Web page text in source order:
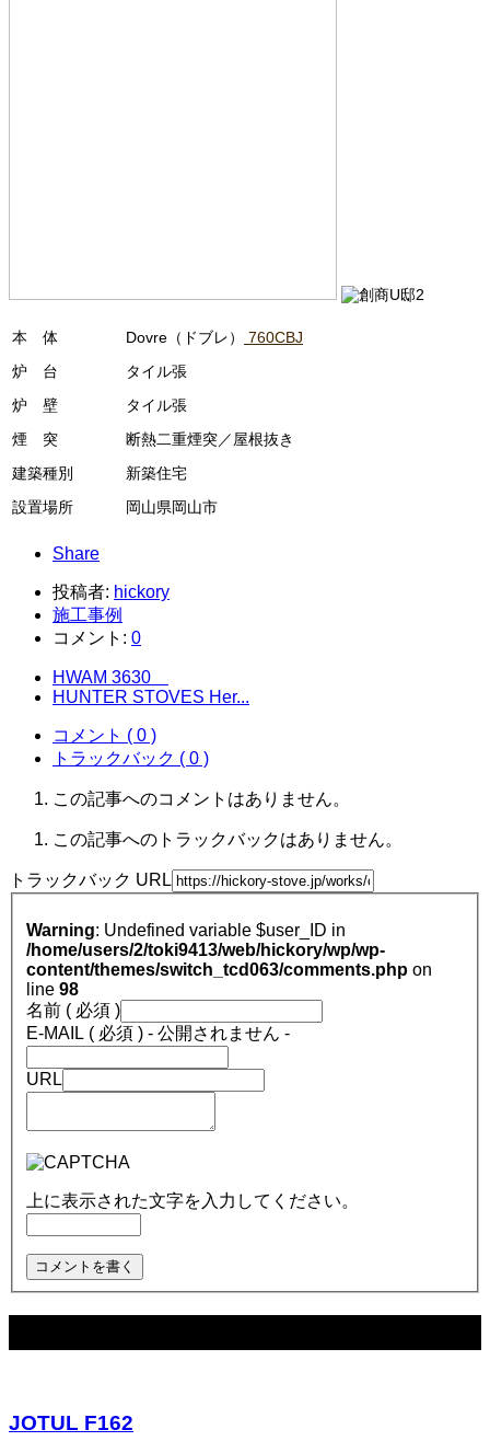
本 体 Dovre（ドブレ）
760CBJ
炉 台
タイル張
炉 壁
タイル張
煙 突
断熱二重煙突／屋根抜き
建築種別
新築住宅
設置場所
岡山県岡山市
Share
投稿者: hickory
施工事例
コメント: 0
HWAM 3630
HUNTER STOVES Her...
コメント ( 0 )
トラックバック ( 0 )
この記事へのコメントはありません。
この記事へのトラックバックはありません。
トラックバック URL
Warning : Undefined variable $user_ID in
/home/users/2/toki9413/web/hickory/wp/wp-
content/themes/switch_tcd063/comments.php on
line 98
名前 ( 必須 )
E-MAIL ( 必須 ) - 公開されません -
URL
上に表示された文字を入力してください。
JOTUL F162